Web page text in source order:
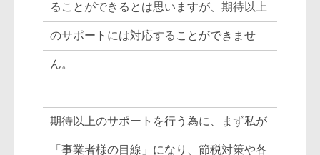
ることができるとは思いますが、期待以上
のサポートには対応することができませ
ん。
期待以上のサポートを行う為に、まず私が
「事業者様の目線」になり、節税対策や各